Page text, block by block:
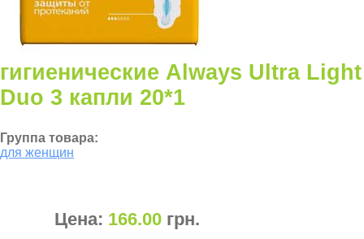
гигиенические Always Ultra Light
Duo 3 капли 20*1
Группа товара:
для женщин
Цена: 166.00 грн.